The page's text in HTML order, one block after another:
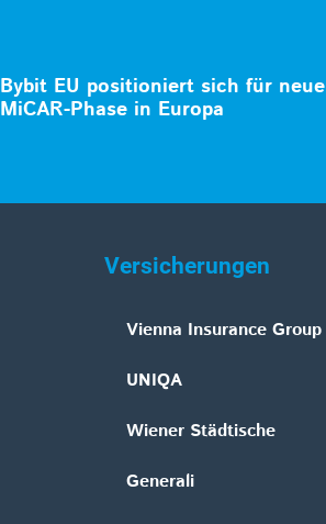
Bybit EU positioniert sich für neue
MiCAR-Phase in Europa
Versicherungen
Vienna Insurance Group
UNIQA
Wiener Städtische
Generali